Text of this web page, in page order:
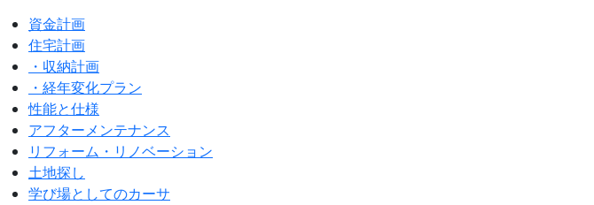
資金計画
住宅計画
・収納計画
・経年変化プラン
性能と仕様
アフターメンテナンス
リフォーム・リノベーション
土地探し
学び場としてのカーサ